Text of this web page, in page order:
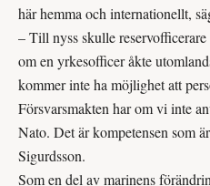
här hemma och internationellt,
– Till nyss skulle
om en yrkesofficer åkte
kommer inte ha möjlighet att
Försvarsmakten har om vi inte
Nato. Det är kompetensen som
Sigurdsson.
Som en del av marinens